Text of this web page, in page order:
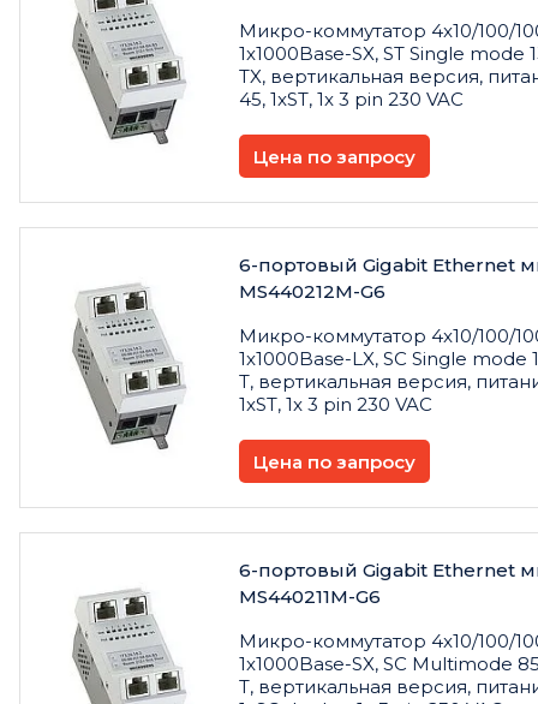
Микро-коммутатор 4x10/100/
1x1000Base-SX, ST Single mode
TX, вертикальная версия,
45, 1xST, 1x 3 pin 230 VAC
Цена по запросу
6-портовый Gigabit Ethernet
MS440212M-G6
Микро-коммутатор 4x10/100/
1x1000Base-LX, SC Single mode
T, вертикальная версия,
1xST, 1x 3 pin 230 VAC
Цена по запросу
6-портовый Gigabit Ethernet
MS440211M-G6
Микро-коммутатор 4x10/100/
1x1000Base-SX, SC Multimode
T, вертикальная версия,